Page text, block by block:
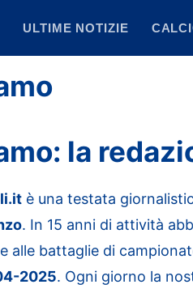
ULTIME NOTIZIE
la
è una testata
. In 15 anni di attività
alle battaglie di
2025. Ogni giorno la